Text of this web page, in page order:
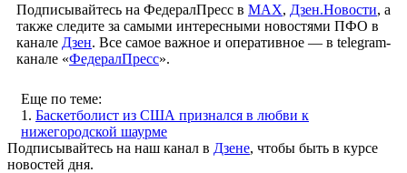
Подписывайтесь на ФедералПресс в МАХ, Дзен.Новости, а
также следите за самыми интересными новостями ПФО в
канале Дзен. Все самое важное и оперативное — в telegram-
канале «ФедералПресс».
Еще по теме:
1. Баскетболист из США признался в любви к
нижегородской шаурме
Подписывайтесь на наш канал в Дзене, чтобы быть в курсе
новостей дня.